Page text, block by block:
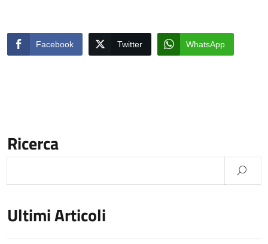
Facebook Twitter WhatsApp
Ricerca
Ultimi Articoli